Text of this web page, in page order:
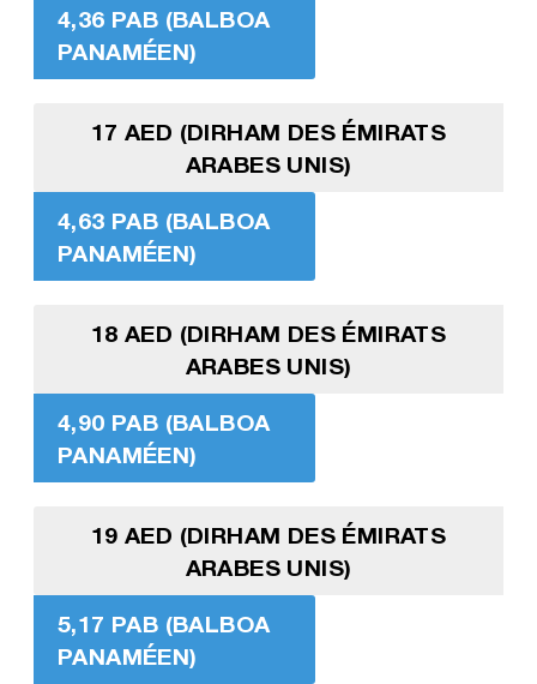
4,36 PAB (BALBOA
PANAMÉEN)
17 AED (DIRHAM DES ÉMIRATS
ARABES UNIS)
4,63 PAB (BALBOA
PANAMÉEN)
18 AED (DIRHAM DES ÉMIRATS
ARABES UNIS)
4,90 PAB (BALBOA
PANAMÉEN)
19 AED (DIRHAM DES ÉMIRATS
ARABES UNIS)
5,17 PAB (BALBOA
PANAMÉEN)